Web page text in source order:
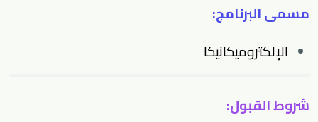
مسمى البرنامج:
الإلكتروميكانيكا
شروط القبول: